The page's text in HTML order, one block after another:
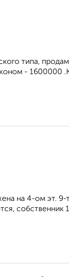
типа,
- 1600000
на 4-ом эт.
собственник